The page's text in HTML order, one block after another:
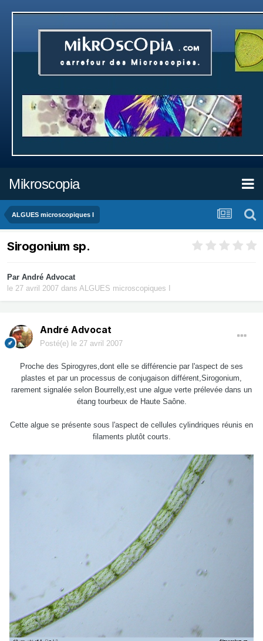
Mikroscopia
ALGUES microscopiques I
Sirogonium sp.
Par André Advocat
le 27 avril 2007 dans ALGUES microscopiques I
André Advocat
Posté(e) le 27 avril 2007
Proche des Spirogyres,dont elle se différencie par l'aspect de ses
plastes et par un processus de conjugaison différent,Sirogonium,
rarement signalée selon Bourrelly,est une algue verte prélevée dans un
étang tourbeux de Haute Saône.
Cette algue se présente sous l'aspect de cellules cylindriques réunis en
filaments plutôt courts.